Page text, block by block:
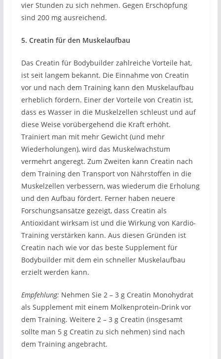
vier Stunden zu sich nehmen. Gegen Erschöpfung
sind 200 mg ausreichend.
5. Creatin für den Muskelaufbau
Das Creatin für Bodybuilder zahlreiche Vorteile hat,
ist seit langem bekannt. Die Einnahme von Creatin
vor und nach dem Training kann den Muskelaufbau
erheblich fördern. Einer der Vorteile von Creatin ist,
dass es Wasser in die Muskelzellen schleust und auf
diese Weise vorübergehend die Kraft erhöht.
Trainiert man mit mehr Gewicht (und mehr
Wiederholungen), wird das Muskelwachstum
vermehrt angeregt. Zum Zweiten kann Creatin nach
dem Training den Transport von Nährstoffen in die
Muskelzellen verbessern, was wiederum die Erholung
und den Aufbau fördert. Ferner haben neuere
Forschungsansätze gezeigt, dass Creatin als
Antioxidant wirksam ist und die Wirkung von Kardio-
Training verstärken kann. Aus diesen Gründen ist
Creatin nach wie vor das beste Supplement für
Bodybuilder mit dem ein schneller Muskelaufbau
erzielt werden kann.
Empfehlung: Nehmen Sie 2 – 3 g Creatin Monohydrat
als Supplement mit einem Molkenprotein-Drink vor
dem Training. Weitere 2 – 3 g Creatin (insgesamt
sollte man 5 g Creatin zu sich nehmen) sind nach
dem Training angebracht.